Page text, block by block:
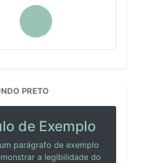
PRETO
de Exemplo
parágrafo de exemplo
a legibilidade do